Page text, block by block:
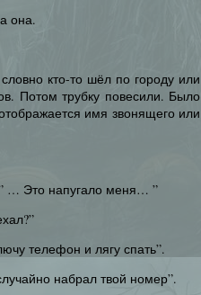
она.
кто-то шёл по городу или
Потом трубку повесили. Было
имя звонящего или
… Это напугало меня… ”
телефон и лягу спать”.
набрал твой номер”.